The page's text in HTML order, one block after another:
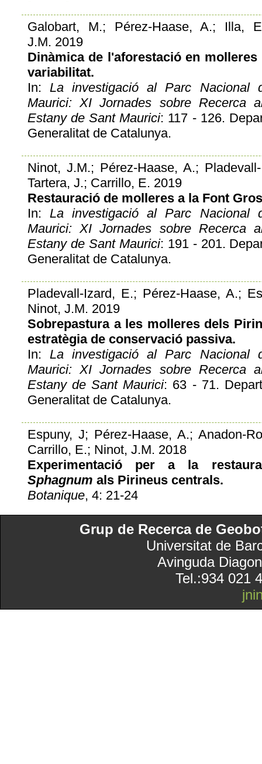
Galobart, M.; Pérez-Haase, A.; Illa,
J.M. 2019
Dinàmica de l'aforestació en
variabilitat.
In:La investigació al Parc Nacional
Maurici: XI Jornades sobre Recerca
Estany de Sant Maurici: 117 - 126.
Generalitat de Catalunya.
Ninot, J.M.; Pérez-Haase, A.;
Tartera, J.; Carrillo, E. 2019
Restauració de molleres a la Font
In:La investigació al Parc Nacional
Maurici: XI Jornades sobre Recerca
Estany de Sant Maurici: 191 - 201.
Generalitat de Catalunya.
Pladevall-Izard, E.; Pérez-Haase, A.;
Ninot, J.M. 2019
Sobrepastura a les molleres dels
estratègia de conservació passiva.
In:La investigació al Parc Nacional
Maurici: XI Jornades sobre Recerca
Estany de Sant Maurici: 63 - 71.
Generalitat de Catalunya.
Espuny, J; Pérez-Haase, A.; Anadon-
Carrillo, E.; Ninot, J.M. 2018
Experimentació per a la
Sphagnum als Pirineus centrals.
Botanique, 4: 21-24
Grup de Recerca de
Universitat de
Avinguda
Tel.:934 021